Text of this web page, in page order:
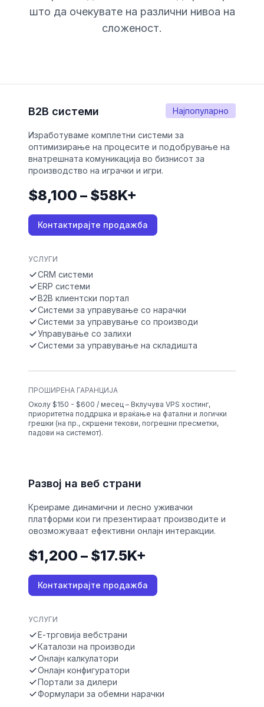
што да очекувате на различни нивоа на
сложеност.
Најпопуларно
B2B системи
Изработуваме комплетни системи за
оптимизирање на процесите и подобрување на
внатрешната комуникација во бизнисот за
производство на играчки и игри.
$8,100 – $58K+
Контактирајте продажба
УСЛУГИ
CRM системи
ERP системи
B2B клиентски портал
Системи за управување со нарачки
Системи за управување со производи
Управување со залихи
Системи за управување на складишта
ПРОШИРЕНА ГАРАНЦИЈА
Околу $150 - $600 / месец – Вклучува VPS хостинг,
приоритетна поддршка и враќање на фатални и логички
грешки (на пр., скршени текови, погрешни пресметки,
падови на системот).
Развој на веб страни
Креираме динамични и лесно уживачки
платформи кои ги презентираат производите и
овозможуваат ефективни онлајн интеракции.
$1,200 – $17.5K+
Контактирајте продажба
УСЛУГИ
Е-трговија вебстрани
Каталози на производи
Онлајн калкулатори
Онлајн конфигуратори
Портали за дилери
Формулари за обемни нарачки